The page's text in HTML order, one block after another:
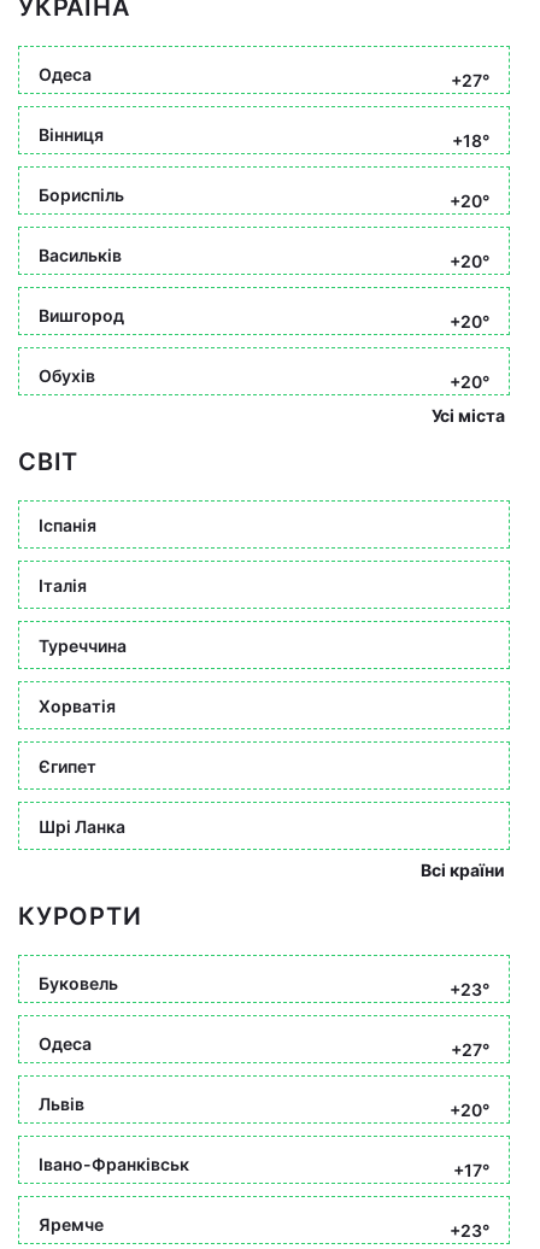
УКРАЇНА
Одеса +27°
Вінниця +18°
Бориспіль +20°
Васильків +20°
Вишгород +20°
Обухів
+20°
Усі міста
СВІТ
Іспанія
Італія
Туреччина
Хорватія
Єгипет
Шрі Ланка
Всі країни
КУРОРТИ
Буковель +23°
Одеса +27°
Львів +20°
Івано-Франківськ +17°
Яремче +23°